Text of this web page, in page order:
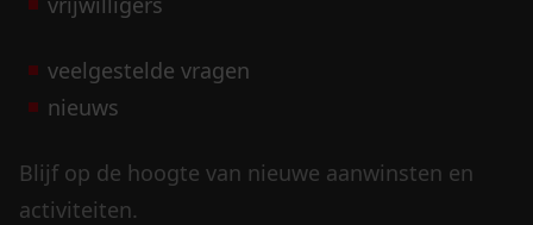
veelgestelde vragen
nieuws
Blijf op de hoogte van nieuwe aanwinsten en
activiteiten.